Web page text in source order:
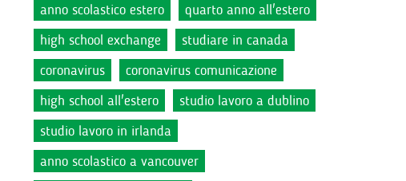
anno scolastico estero
quarto anno all'estero
high school exchange
studiare in canada
coronavirus
coronavirus comunicazione
high school all'estero
studio lavoro a dublino
studio lavoro in irlanda
anno scolastico a vancouver